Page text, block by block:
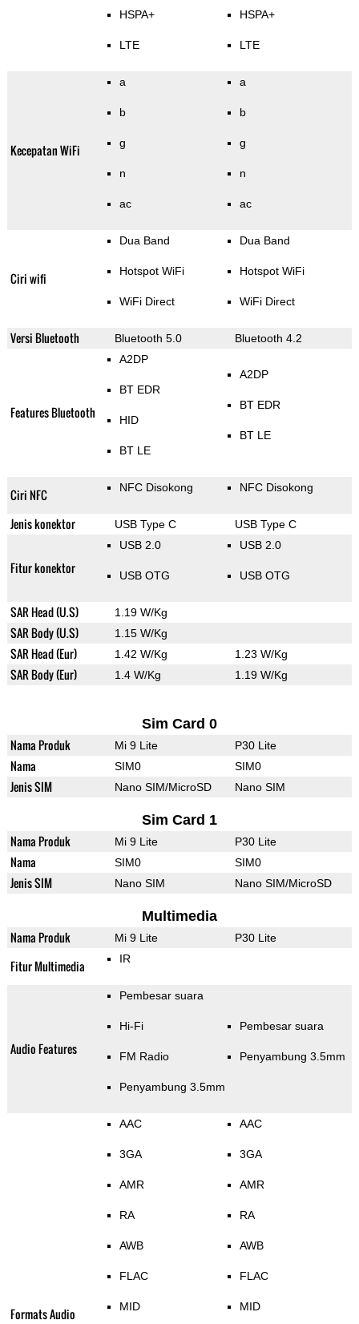
HSPA+
LTE
HSPA+
LTE
Kecepatan WiFi
a
b
g
n
ac
a
b
g
n
ac
Ciri wifi
Dua Band
Hotspot WiFi
WiFi Direct
Dua Band
Hotspot WiFi
WiFi Direct
Versi Bluetooth Bluetooth 5.0 Bluetooth 4.2
Features Bluetooth
A2DP
BT EDR
HID
BT LE
A2DP
BT EDR
BT LE
Ciri NFC NFC Disokong NFC Disokong
Jenis konektor USB Type C USB Type C
Fitur konektor
USB 2.0
USB OTG
USB 2.0
USB OTG
SAR Head (U.S) 1.19 W/Kg
SAR Body (U.S) 1.15 W/Kg
SAR Head (Eur) 1.42 W/Kg 1.23 W/Kg
SAR Body (Eur) 1.4 W/Kg 1.19 W/Kg
Sim Card 0
Nama Produk Mi 9 Lite P30 Lite
Nama SIM0 SIM0
Jenis SIM Nano SIM/MicroSD Nano SIM
Sim Card 1
Nama Produk Mi 9 Lite P30 Lite
Nama SIM0 SIM0
Jenis SIM Nano SIM Nano SIM/MicroSD
Multimedia
Nama Produk Mi 9 Lite P30 Lite
Fitur Multimedia IR
Audio Features
Pembesar suara
Hi-Fi
FM Radio
Penyambung 3.5mm
Pembesar suara
Penyambung 3.5mm
Formats Audio
AAC
3GA
AMR
RA
AWB
FLAC
MID
AAC
3GA
AMR
RA
AWB
FLAC
MID